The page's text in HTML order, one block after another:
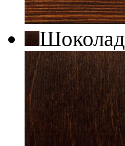
Шоколад